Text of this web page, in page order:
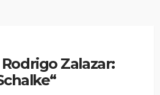
Zalazar: